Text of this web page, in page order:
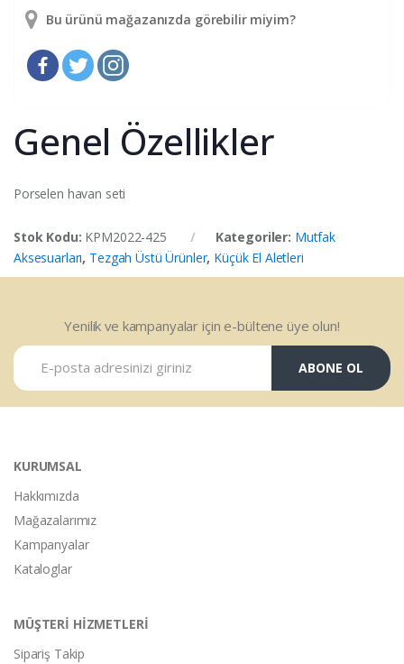
Bu ürünü mağazanızda görebilir miyim?
Genel Özellikler
Porselen havan seti
Stok Kodu: KPM2022-425 Kategoriler: Mutfak
Aksesuarları, Tezgah Üstü Ürünler, Küçük El Aletleri
Yenilik ve kampanyalar için e-bültene üye olun!
ABONE OL
KURUMSAL
Hakkımızda
Mağazalarımız
Kampanyalar
Kataloglar
MÜŞTERİ HİZMETLERİ
Sipariş Takip